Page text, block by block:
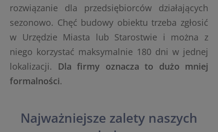
rozwiązanie dla przedsiębiorców działających
sezonowo. Chęć budowy obiektu trzeba zgłosić
w Urzędzie Miasta lub Starostwie i można z
niego korzystać maksymalnie 180 dni w jednej
lokalizacji.
Dla firmy oznacza to dużo mniej
formalności.
Najważniejsze zalety naszych